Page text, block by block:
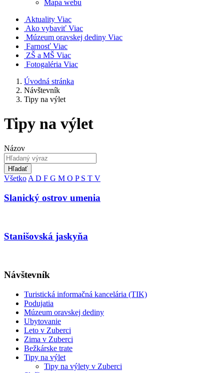
Mapa webu
Aktuality Viac
Ako vybaviť Viac
Múzeum oravskej dediny Viac
Farnosť Viac
ZŠ a MŠ Viac
Fotogaléria Viac
Úvodná stránka
Návštevník
Tipy na výlet
Tipy na výlet
Názov
Hľadať
Všetko A D F G M O P S T V
Slanický ostrov umenia
Stanišovská jaskyňa
Návštevník
Turistická informačná kancelária (TIK)
Podujatia
Múzeum oravskej dediny
Ubytovanie
Leto v Zuberci
Zima v Zuberci
Bežkárske trate
Tipy na výlet
Tipy na výlety v Zuberci